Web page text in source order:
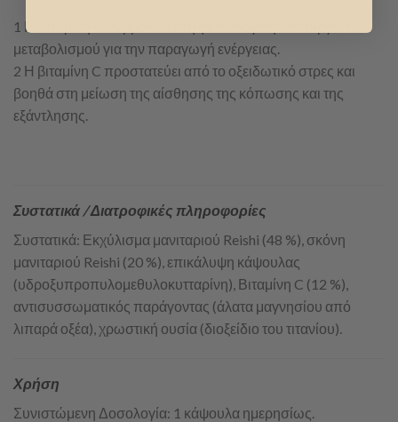
1 Η Βιταμίνη C συμβάλλει στη φυσιολογική λειτουργία του
μεταβολισμού για την παραγωγή ενέργειας.
2 Η βιταμίνη C προστατεύει από το οξειδωτικό στρες και
βοηθά στη μείωση της αίσθησης της κόπωσης και της
εξάντλησης.
Συστατικά / Διατροφικές πληροφορίες
Συστατικά: Εκχύλισμα μανιταριού Reishi (48 %), σκόνη
μανιταριού Reishi (20 %), επικάλυψη κάψουλας
(υδροξυπροπυλομεθυλοκυτταρίνη), Βιταμίνη C (12 %),
αντισυσσωματικός παράγοντας (άλατα μαγνησίου από
λιπαρά οξέα), χρωστική ουσία (διοξείδιο του τιτανίου).
Χρήση
Συνιστώμενη Δοσολογία: 1 κάψουλα ημερησίως.